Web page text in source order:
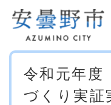
メニ
本
令和元年
づくり実証